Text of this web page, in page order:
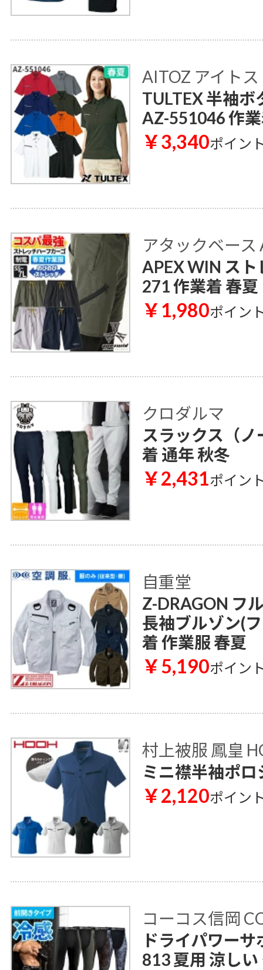
AITOZ アイトス
TULTEX 半袖
AZ-551046 作
￥3,340ポイン
アタックベース
APEX WIN ス
271 作業着 春夏
￥1,980ポイン
クロダルマ
スラックス（
着 通年 秋冬
￥2,431ポイン
自重堂
Z-DRAGON フ
長袖ブルゾン(
着 作業服 春夏
￥5,190ポイン
村上被服 鳳皇
ミニ襟半袖ポ
￥2,120ポイン
コーコス信岡
ドライパワー
813 夏用 涼しい